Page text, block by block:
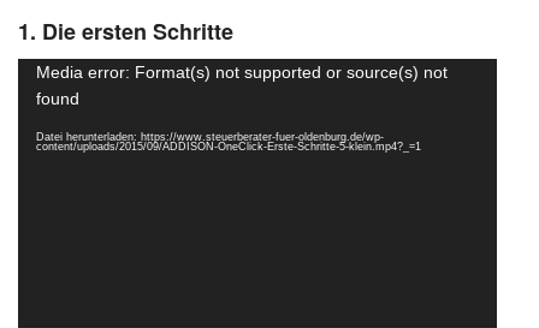
1. Die ersten Schritte
Video-
Player
Media error: Format(s) not supported or source(s) not
found
Datei herunterladen: https://www.steuerberater-fuer-oldenburg.de/wp-
content/uploads/2015/09/ADDISON-OneClick-Erste-Schritte-5-klein.mp4?_=1